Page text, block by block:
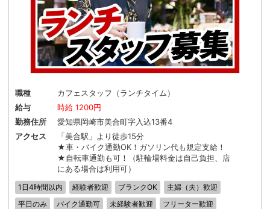
職種
カフェスタッフ（ランチタイム）
給与
時給 1200円
勤務住所
愛知県岡崎市美合町字入込13番4
アクセス
「美合駅」より徒歩15分
★車・バイク通勤OK！ガソリン代も規定支給！
★自転車通勤も可！（駐輪場料金は自己負担、店
にある場合は利用可）
1日4時間以内 経験者歓迎 ブランクOK
主婦（夫）歓迎
平日のみ
バイク通勤可 未経験者歓迎
フリーター歓迎